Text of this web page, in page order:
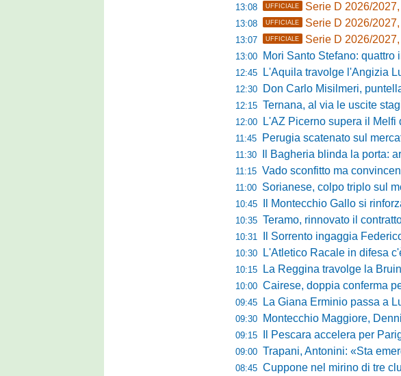
13:08 UFFICIALE Serie D 2026/
13:08 UFFICIALE Serie D 2026/
13:07 UFFICIALE Serie D 2026/
13:00 Mori Santo Stefano: quattro
12:45 L'Aquila travolge l'Angizia Luco 6-0:
12:30 Don Carlo Misilmeri, puntellato il
12:15 Ternana, al via le uscite stagionali: fissata la
12:00 L'AZ Picerno supera il Melfi di
11:45 Perugia scatenato sul mercato: quattro volti
11:30 Il Bagheria blinda la porta:
11:15 Vado sconfitto ma convincente col
11:00 Sorianese, colpo triplo sul
10:45 Il Montecchio Gallo si
10:35 Teramo, rinnovato il
10:31 Il Sorrento ingaggia Federico
10:30 L'Atletico Racale in difesa
10:15 La Reggina travolge la Bruinese in
10:00 Cairese, doppia conferma per il
09:45 La Giana Erminio passa a Lugagnano:
09:30 Montecchio Maggiore,
09:15 Il Pescara accelera per Parigi: il
09:00 Trapani, Antonini: «Sta
08:45 Cuppone nel mirino di tre club: